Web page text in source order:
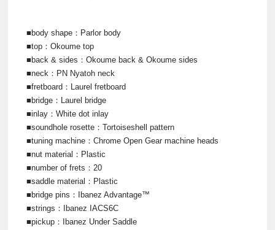
■body shape：Parlor body
■top：Okoume top
■back & sides：Okoume back & Okoume sides
■neck：PN Nyatoh neck
■fretboard：Laurel fretboard
■bridge：Laurel bridge
■inlay：White dot inlay
■soundhole rosette：Tortoiseshell pattern
■tuning machine：Chrome Open Gear machine heads
■nut material：Plastic
■number of frets：20
■saddle material：Plastic
■bridge pins：Ibanez Advantage™
■strings：Ibanez IACS6C
■pickup：Ibanez Under Saddle